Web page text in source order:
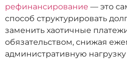
рефинансирование — это
способ структурировать
заменить хаотичные
обязательством, снижая
административную